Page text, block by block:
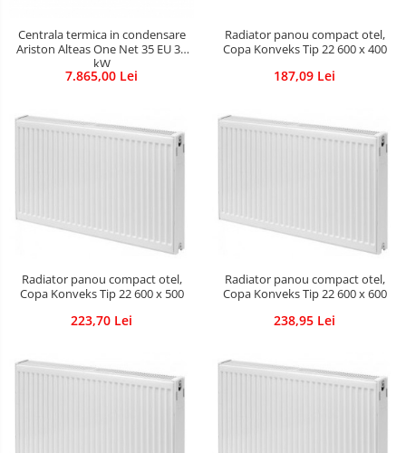
Centrala termica in condensare
Ariston Alteas One Net 35 EU 35
kW
7.865,00 Lei
Radiator panou compact otel,
Copa Konveks Tip 22 600 x 400
187,09 Lei
Radiator panou compact otel,
Copa Konveks Tip 22 600 x 500
223,70 Lei
Radiator panou compact otel,
Copa Konveks Tip 22 600 x 600
238,95 Lei